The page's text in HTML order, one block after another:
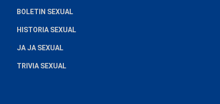
BOLETIN SEXUAL
HISTORIA SEXUAL
JA JA SEXUAL
TRIVIA SEXUAL